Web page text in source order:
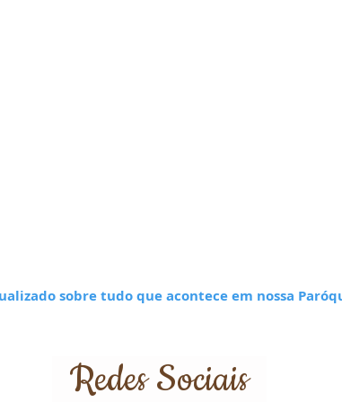
sobre tudo que acontece em nossa
Redes Sociais